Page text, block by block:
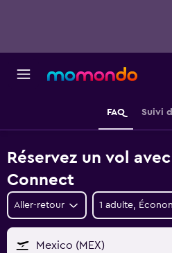
FAQ Suivi
Réservez un vol
Connect
Aller-retour 1 adulte,
Mexico (MEX)